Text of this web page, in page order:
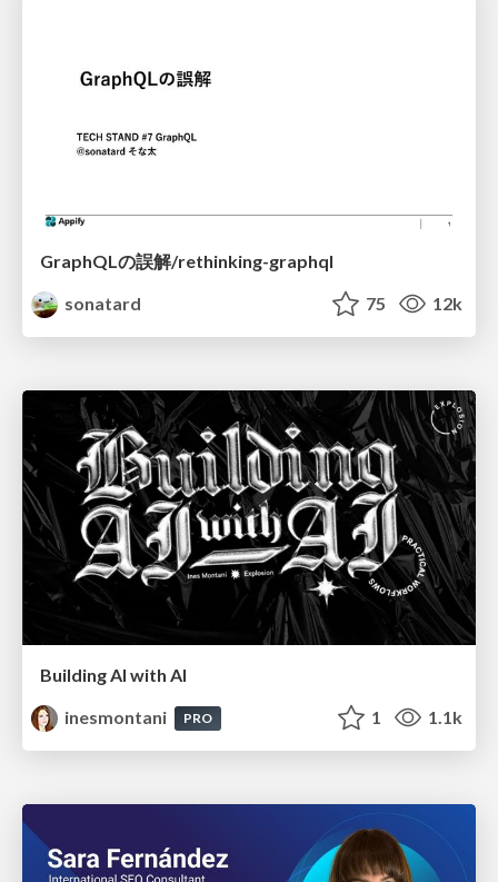
GraphQLの誤解/rethinking-graphql
sonatard
75 12k
Building AI with AI
inesmontani
PRO 1 1.1k